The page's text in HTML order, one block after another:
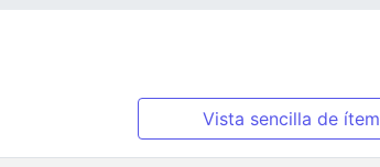
Vista sencilla de ítem